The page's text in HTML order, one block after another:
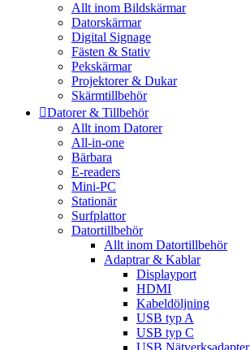
Allt inom Bildskärmar
Datorskärmar
Digital Signage
Fästen & Stativ
Pekskärmar
Projektorer & Dukar
Skärmtillbehör
Datorer & Tillbehör
Allt inom Datorer
All-in-one
Bärbara
E-readers
Mini-PC
Stationär
Surfplattor
Datortillbehör
Allt inom Datortillbehör
Adaptrar & Kablar
Displayport
HDMI
Kabeldöljning
USB typ A
USB typ C
USB Nätverksadapter